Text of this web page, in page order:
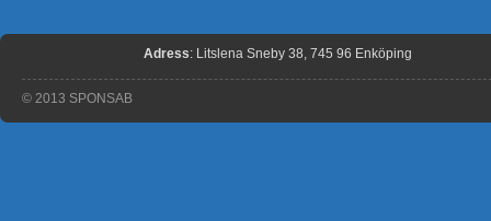
Adress: Litslena Sneby 38, 745 96 Enköping
© 2013 SPONSAB